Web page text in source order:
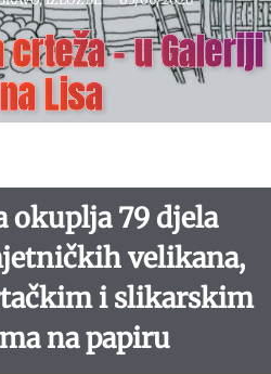
– u Galeriji
Lisa
okuplja 79 djela
velikana,
i slikarskim
na papiru